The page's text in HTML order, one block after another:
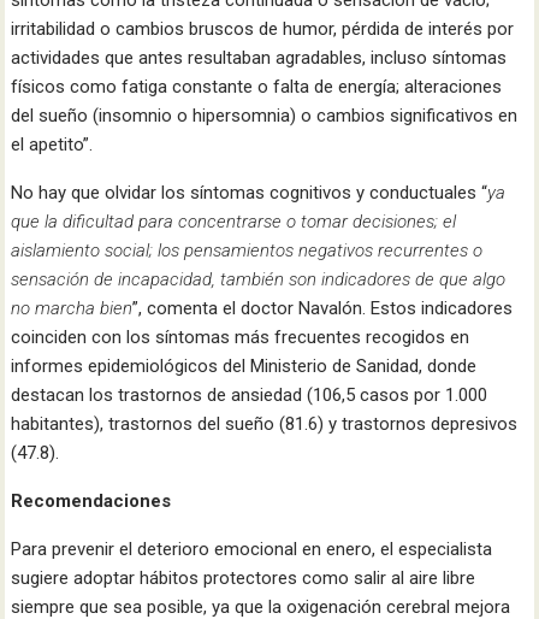
irritabilidad o cambios bruscos de humor, pérdida de interés por
actividades que antes resultaban agradables, incluso síntomas
físicos como fatiga constante o falta de energía; alteraciones
del sueño (insomnio o hipersomnia) o cambios significativos en
el apetito”.
No hay que olvidar los síntomas cognitivos y conductuales “ya
que la dificultad para concentrarse o tomar decisiones; el
aislamiento social; los pensamientos negativos recurrentes o
sensación de incapacidad, también son indicadores de que algo
no marcha bien”, comenta el doctor Navalón. Estos indicadores
coinciden con los síntomas más frecuentes recogidos en
informes epidemiológicos del Ministerio de Sanidad, donde
destacan los trastornos de ansiedad (106,5 casos por 1.000
habitantes), trastornos del sueño (81.6) y trastornos depresivos
(47.8).
Recomendaciones
Para prevenir el deterioro emocional en enero, el especialista
sugiere adoptar hábitos protectores como salir al aire libre
siempre que sea posible, ya que la oxigenación cerebral mejora